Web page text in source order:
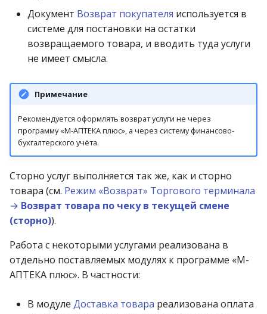
Документ Возврат покупателя используется в
системе для постановки на остатки
возвращаемого товара, и вводить туда услуги
не имеет смысла.
Примечание
Рекомендуется оформлять возврат услуги не через
программу «М-АПТЕКА плюс», а через систему финансово-
бухгалтерского учёта.
Сторно услуг выполняется так же, как и сторно
товара (см. Режим «Возврат» Торгового терминала
→ Возврат товара по чеку в текущей смене
(сторно)).
Работа с некоторыми услугами реализована в
отдельно поставляемых модулях к программе «М-
АПТЕКА плюс». В частности:
В модуле Доставка товара реализована оплата